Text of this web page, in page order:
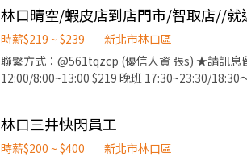
時薪$219 ~ $239
新北市林口區
聯繫方式：@561tqzcp (優信人資 張s) ★請訊息
12:00/8:00~13:00 $219 晚班 17:30~23:30/18:30
可就近安排門市
林口三井快閃員工
時薪$200 ~ $400
新北市林口區